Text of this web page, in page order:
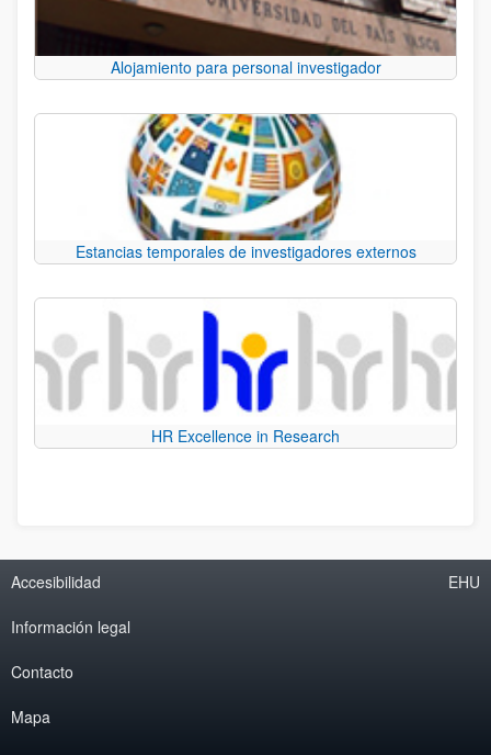
Alojamiento para personal investigador
Estancias temporales de investigadores externos
HR Excellence in Research
Accesibilidad
Información legal
Contacto
Mapa
EHU